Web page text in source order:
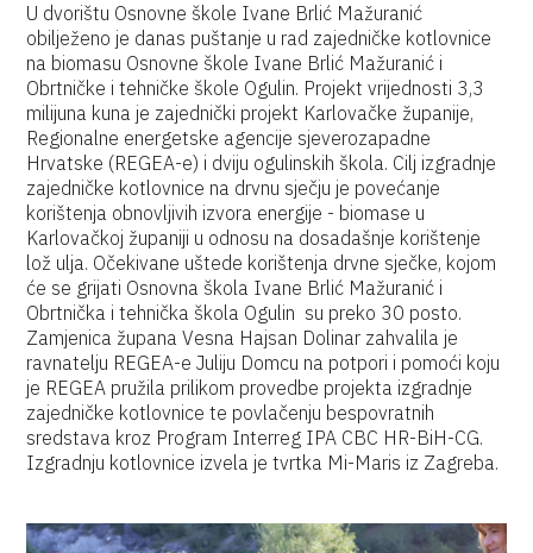
U dvorištu Osnovne škole Ivane Brlić Mažuranić
obilježeno je danas puštanje u rad zajedničke kotlovnice
na biomasu Osnovne škole Ivane Brlić Mažuranić i
Obrtničke i tehničke škole Ogulin. Projekt vrijednosti 3,3
milijuna kuna je zajednički projekt Karlovačke županije,
Regionalne energetske agencije sjeverozapadne
Hrvatske (REGEA-e) i dviju ogulinskih škola. Cilj izgradnje
zajedničke kotlovnice na drvnu sječju je povećanje
korištenja obnovljivih izvora energije - biomase u
Karlovačkoj županiji u odnosu na dosadašnje korištenje
lož ulja. Očekivane uštede korištenja drvne sječke, kojom
će se grijati Osnovna škola Ivane Brlić Mažuranić i
Obrtnička i tehnička škola Ogulin su preko 30 posto.
Zamjenica župana Vesna Hajsan Dolinar zahvalila je
ravnatelju REGEA-e Juliju Domcu na potpori i pomoći koju
je REGEA pružila prilikom provedbe projekta izgradnje
zajedničke kotlovnice te povlačenju bespovratnih
sredstava kroz Program Interreg IPA CBC HR-BiH-CG.
Izgradnju kotlovnice izvela je tvrtka Mi-Maris iz Zagreba.